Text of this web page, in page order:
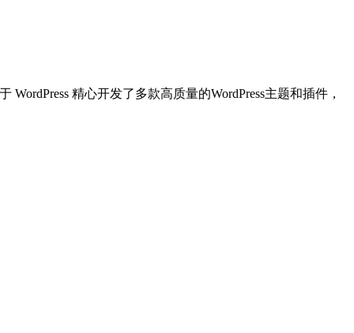
精心开发了多款高质量的WordPress主题和插件，